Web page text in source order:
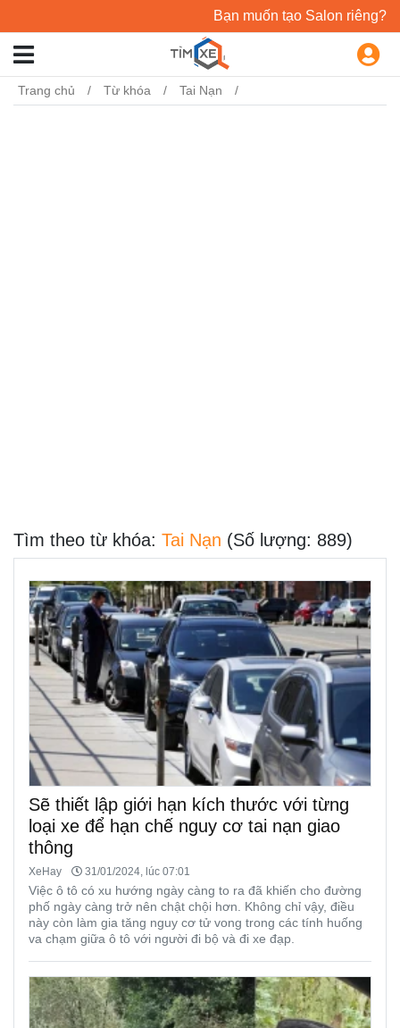
Bạn muốn tạo Salon riêng?
Trang chủ Từ khóa Tai Nạn
Tìm theo từ khóa: Tai Nạn (Số lượng: 889)
Sẽ thiết lập giới hạn kích thước với từng
loại xe để hạn chế nguy cơ tai nạn giao
thông
XeHay 31/01/2024, lúc 07:01
Việc ô tô có xu hướng ngày càng to ra đã khiến cho đường
phố ngày càng trở nên chật chội hơn. Không chỉ vậy, điều
này còn làm gia tăng nguy cơ tử vong trong các tính huống
va chạm giữa ô tô với người đi bộ và đi xe đạp.